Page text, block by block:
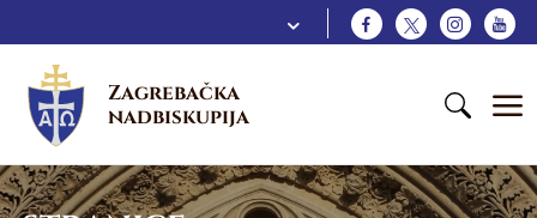
Zagrebačka
nadbiskupija